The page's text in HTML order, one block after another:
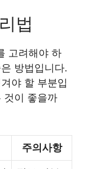
법
고려해야 하
방법입니다.
야 할 부분입
것이 좋을까
주의사항